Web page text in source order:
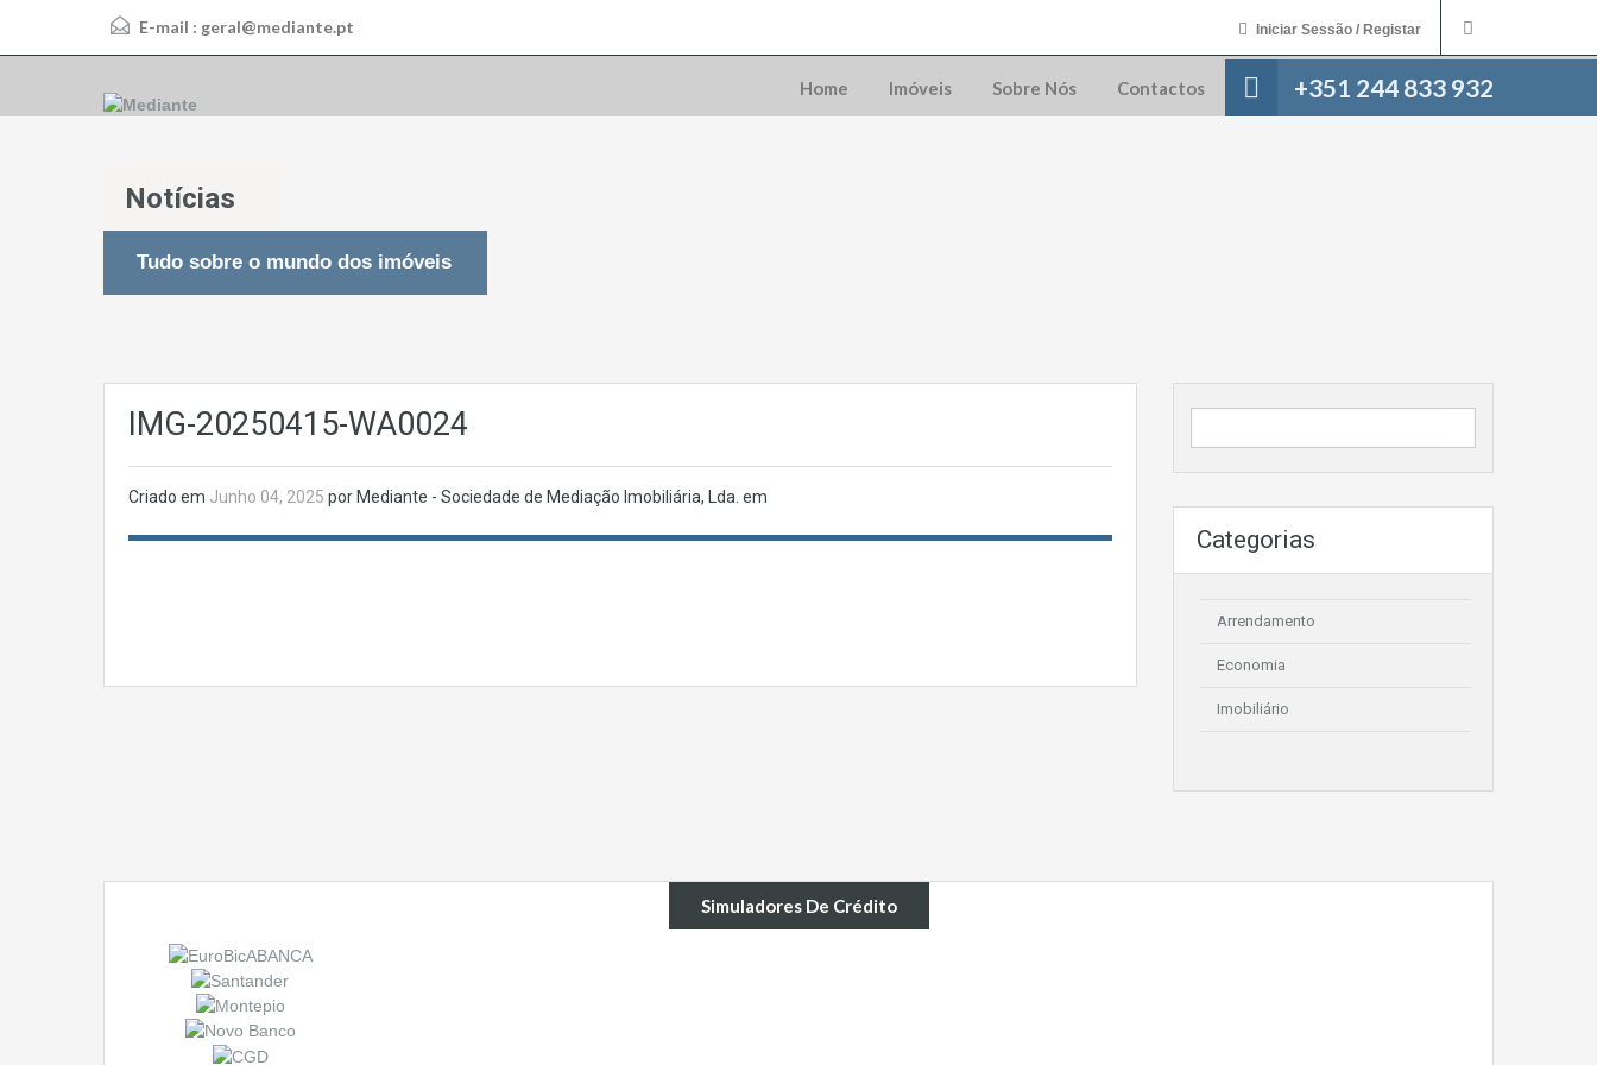
E-mail : geral@mediante.pt Iniciar Sessão / Registar
+351 244 833 932
Home Imóveis Sobre Nós Contactos
Notícias
Tudo sobre o mundo dos imóveis
IMG-20250415-WA0024
Criado em Junho 04, 2025 por Mediante - Sociedade de Mediação Imobiliária, Lda. em
Categorias
Arrendamento
Economia
Imobiliário
Simuladores De Crédito